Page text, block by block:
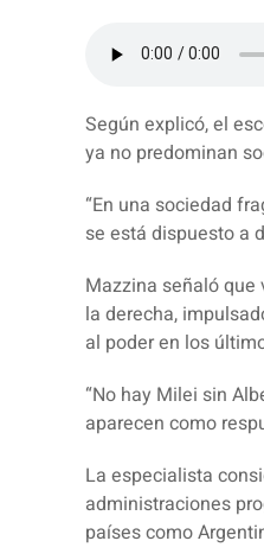
Según explicó, el
ya no predominan
“En una sociedad
se está dispuesto a
Mazzina señaló
la derecha,
al poder en los
“No hay Milei sin
aparecen como
La especialista
administraciones
países como